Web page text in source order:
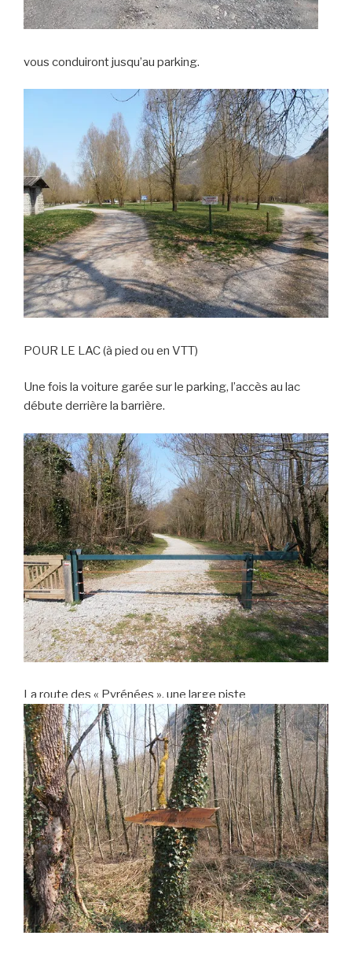
vous conduiront jusqu’au parking.
POUR LE LAC (à pied ou en VTT)
Une fois la voiture garée sur le parking, l’accès au lac
débute derrière la barrière.
La route des « Pyrénées », une large piste